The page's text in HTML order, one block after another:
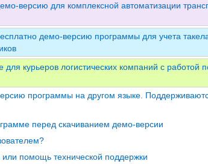
версию для комплексной автоматизации
демо-версию программы для учета
курьеров логистических компаний с работой
программы на другом языке.
перед скачиванием демо-версии
или помощь технической поддержки